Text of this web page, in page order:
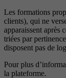
Les formations
clients), qui ne
apparaissent après
triées par
disposent pas de
Pour plus
la plateforme.